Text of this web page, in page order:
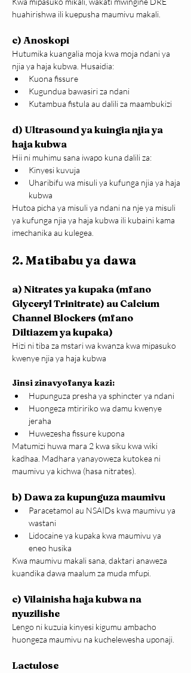
huahirishwa ili kuepusha maumivu makali.
c) Anoskopi
Hutumika kuangalia moja kwa moja ndani ya
njia ya haja kubwa. Husaidia:
Kuona fissure
Kugundua bawasiri za ndani
Kutambua fistula au dalili za maambukizi
d) Ultrasound ya kuingia njia ya
haja kubwa
Hii ni muhimu sana iwapo kuna dalili za:
Kinyesi kuvuja
Uharibifu wa misuli ya kufunga njia ya haja
kubwa
Hutoa picha ya misuli ya ndani na nje ya misuli
ya kufunga njia ya haja kubwa ili kubaini kama
imechanika au kulegea.
2. Matibabu ya dawa
a) Nitrates ya kupaka (mfano
Glyceryl Trinitrate) au Calcium
Channel Blockers (mfano
Diltiazem ya kupaka)
Hizi ni tiba za mstari wa kwanza kwa mipasuko
kwenye njia ya haja kubwa
Jinsi zinavyofanya kazi:
Hupunguza presha ya sphincter ya ndani
Huongeza mtiririko wa damu kwenye
jeraha
Huwezesha fissure kupona
Matumizi huwa mara 2 kwa siku kwa wiki
kadhaa. Madhara yanayoweza kutokea ni
maumivu ya kichwa (hasa nitrates).
b) Dawa za kupunguza maumivu
Paracetamol au NSAIDs kwa maumivu ya
wastani
Lidocaine ya kupaka kwa maumivu ya
eneo husika
Kwa maumivu makali sana, daktari anaweza
kuandika dawa maalum za muda mfupi.
c) Vilainisha haja kubwa na
nyuzilishe
Lengo ni kuzuia kinyesi kigumu ambacho
huongeza maumivu na kuchelewesha uponaji.
Lactulose